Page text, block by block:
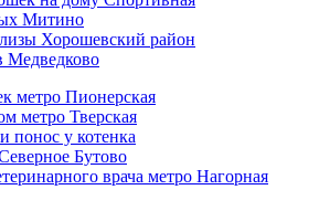
Митино
Хорошевский район
Медведково
метро Пионерская
метро Тверская
понос у котенка
Бутово
врача метро Нагорная